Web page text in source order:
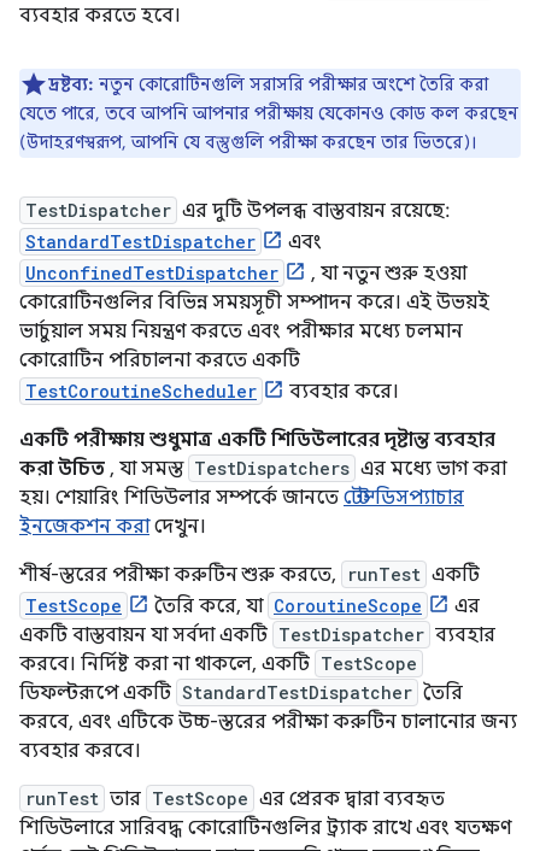
ব্যবহার করতে হবে।
দ্রষ্টব্য: নতুন কোরোটিনগুলি সরাসরি পরীক্ষার অংশে তৈরি করা
যেতে পারে, তবে আপনি আপনার পরীক্ষায় যেকোনও কোড কল করছেন
(উদাহরণস্বরূপ, আপনি যে বস্তুগুলি পরীক্ষা করছেন তার ভিতরে)।
TestDispatcher এর দুটি উপলব্ধ বাস্তবায়ন রয়েছে:
StandardTestDispatcher এবং
UnconfinedTestDispatcher
, যা নতুন শুরু হওয়া
কোরোটিনগুলির বিভিন্ন সময়সূচী সম্পাদন করে। এই উভয়ই
ভার্চুয়াল সময় নিয়ন্ত্রণ করতে এবং পরীক্ষার মধ্যে চলমান
কোরোটিন পরিচালনা করতে একটি
TestCoroutineScheduler
ব্যবহার করে।
একটি পরীক্ষায় শুধুমাত্র একটি শিডিউলারের দৃষ্টান্ত ব্যবহার
করা উচিত , যা সমস্ত TestDispatchers এর মধ্যে ভাগ করা
হয়। শেয়ারিং শিডিউলার সম্পর্কে জানতে টেস্ট ডিসপ্যাচার
ইনজেকশন করাদেখুন।
শীর্ষ-স্তরের পরীক্ষা করুটিন শুরু করতে,
runTest একটি
TestScope তৈরি করে, যা CoroutineScope
এর
একটি বাস্তবায়ন যা সর্বদা একটি TestDispatcher ব্যবহার
করবে। নির্দিষ্ট করা না থাকলে, একটি TestScope
ডিফল্টরূপে একটি StandardTestDispatcher তৈরি
করবে, এবং এটিকে উচ্চ-স্তরের পরীক্ষা করুটিন চালানোর জন্য
ব্যবহার করবে।
runTest তার TestScope এর প্রেরক দ্বারা ব্যবহৃত
শিডিউলারে সারিবদ্ধ কোরোটিনগুলির ট্র্যাক রাখে এবং যতক্ষণ